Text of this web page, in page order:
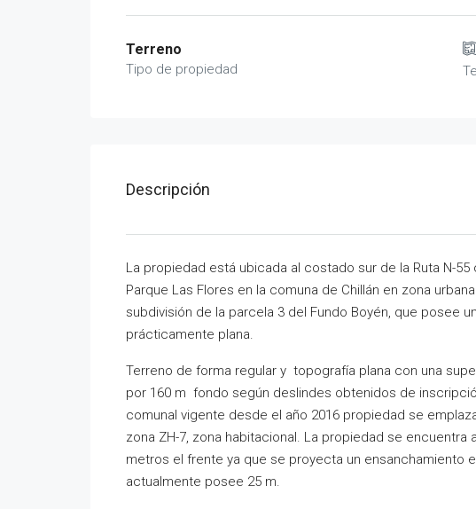
Terreno
Tipo de propiedad
Descripción
La propiedad está ubicada al costado sur de la Ruta N-
Parque Las Flores en la comuna de Chillán en zona
subdivisión de la parcela 3 del Fundo Boyén, que posee
prácticamente plana.
Terreno de forma regular y topografía plana con una
por 160 m fondo según deslindes obtenidos de
comunal vigente desde el año 2016 propiedad se
zona ZH-7, zona habitacional. La propiedad se encuentra
metros el frente ya que se proyecta un ensanchamiento
actualmente posee 25 m.